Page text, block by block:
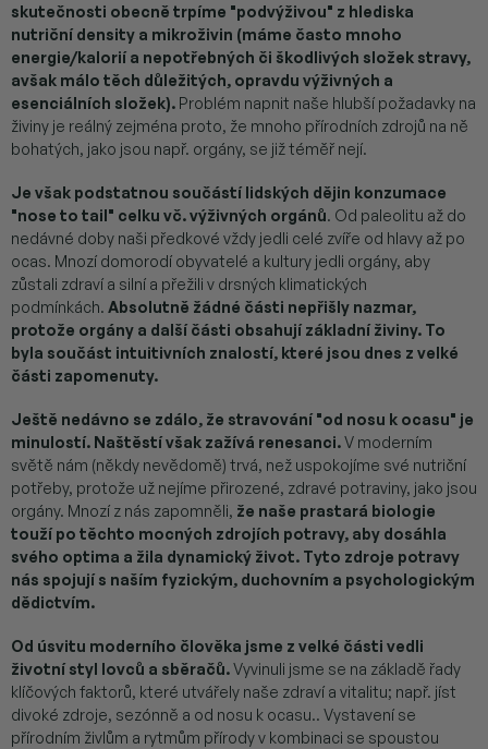
skutečnosti obecně trpíme "podvýživou" z hlediska
nutriční density a mikroživin (máme často mnoho
energie/kalorií a nepotřebných či škodlivých složek stravy,
avšak málo těch důležitých, opravdu výživných a
esenciálních složek). Problém napnit naše hlubší požadavky na
živiny je reálný zejména proto, že mnoho přírodních zdrojů na ně
bohatých, jako jsou např. orgány, se již téměř nejí.
Je však podstatnou součástí lidských dějin konzumace
"nose to tail" celku vč. výživných orgánů. Od paleolitu až do
nedávné doby naši předkové vždy jedli celé zvíře od hlavy až po
ocas. Mnozí domorodí obyvatelé a kultury jedli orgány, aby
zůstali zdraví a silní a přežili v drsných klimatických
podmínkách. Absolutně žádné části nepřišly nazmar,
protože orgány a další části obsahují základní živiny. To
byla součást intuitivních znalostí, které jsou dnes z velké
části zapomenuty.
Ještě nedávno se zdálo, že stravování "od nosu k ocasu" je
minulostí. Naštěstí však zažívá renesanci.V moderním
světě nám (někdy nevědomě) trvá, než uspokojíme své nutriční
potřeby, protože už nejíme přirozené, zdravé potraviny, jako jsou
orgány. Mnozí z nás zapomněli, že naše prastará biologie
touží po těchto mocných zdrojích potravy, aby dosáhla
svého optima a žila dynamický život. Tyto zdroje potravy
nás spojují s naším fyzickým, duchovním a psychologickým
dědictvím.
Od úsvitu moderního člověka jsme z velké části vedli
životní styl lovců a sběračů.Vyvinuli jsme se na základě řady
klíčových faktorů, které utvářely naše zdraví a vitalitu; např. jíst
divoké zdroje, sezónně a od nosu k ocasu.. Vystavení se
přírodním živlům a rytmům přírody v kombinaci se spoustou